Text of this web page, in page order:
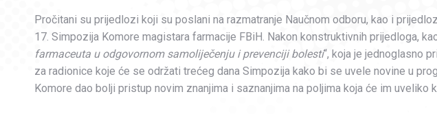
Pročitani su prijedlozi koji su poslani na razmatranje Naučnom odboru, kao i
17. Simpozija Komore magistara farmacije FBiH. Nakon konstruktivnih prijedloga,
farmaceuta u odgovornom samoliječenju i prevenciji bolesti“, koja je jednoglasno
za radionice koje će se održati trećeg dana Simpozija kako bi se uvele novine u
Komore dao bolji pristup novim znanjima i saznanjima na poljima koja će im uveliko